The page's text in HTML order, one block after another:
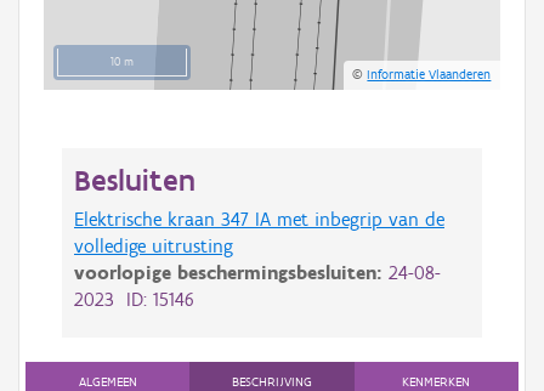
10 m
©Informatie Vlaanderen
Besluiten
Elektrische kraan 347 IA met inbegrip van de
volledige uitrusting
voorlopige beschermingsbesluiten: 24-08-
2023 ID: 15146
ALGEMEEN BESCHRIJVING KENMERKEN